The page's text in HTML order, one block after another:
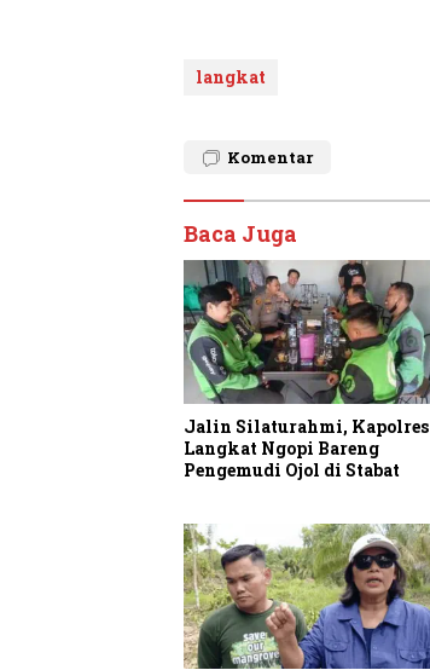
langkat
Komentar
Baca Juga
Jalin Silaturahmi, Kapolres
Langkat Ngopi Bareng
Pengemudi Ojol di Stabat